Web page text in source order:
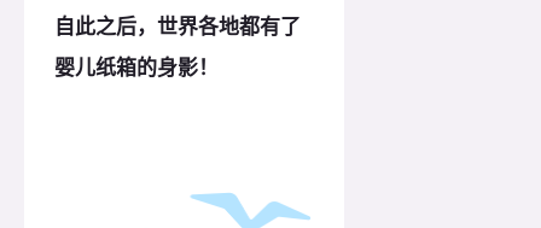
自此之后，世界各地都有了
婴儿纸箱的身影！